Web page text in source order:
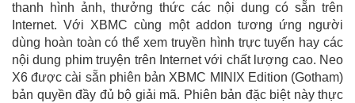
thanh hình ảnh, thưởng thức các nội dung có sẵn trên
Internet. Với XBMC cùng một addon tương ứng người
dùng hoàn toàn có thể xem truyền hình trực tuyến hay các
nội dung phim truyện trên Internet với chất lượng cao. Neo
X6 được cài sẵn phiên bản XBMC MINIX Edition (Gotham)
bản quyền đầy đủ bộ giải mã. Phiên bản đặc biệt này thực